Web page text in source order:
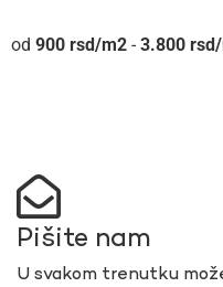
900 rsd - 3.800 rsd
Pišite nam
U svakom trenutku